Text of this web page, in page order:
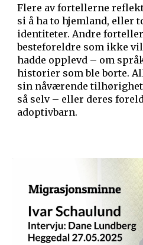
Flere av fortellerne
si å ha to hjemland, eller
identiteter. Andre
besteforeldre som ikke
hadde opplevd – om
historier som ble borte.
sin nåværende tilhørighet
så selv – eller deres
adoptivbarn.